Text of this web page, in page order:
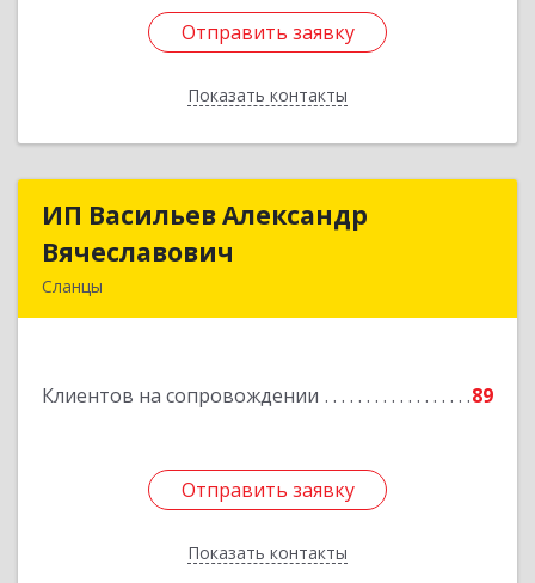
Отправить заявку
Показать контакты
Отправить заявку
Назад
ИП Васильев Александр
Вячеславович
Сланцы
Клиентов на сопровождении 89
Отправить заявку
Показать контакты
ИП Васильев Александр
Подробнее
Отправить заявку
Назад